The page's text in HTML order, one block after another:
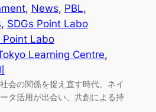
, News, PBL
, SDGs Point Labo
Point Labo
Learning Centre
会の関係を捉え直す時代。ネイ
タ活用が出会い、共創による持